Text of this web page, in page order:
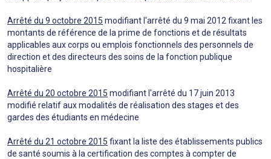
Arrêté du 9 octobre 2015 modifiant l'arrêté du 9 mai 2012 fixant les
montants de référence de la prime de fonctions et de résultats
applicables aux corps ou emplois fonctionnels des personnels de
direction et des directeurs des soins de la fonction publique
hospitalière
Arrêté du 20 octobre 2015 modifiant l'arrêté du 17 juin 2013
modifié relatif aux modalités de réalisation des stages et des
gardes des étudiants en médecine
Arrêté du 21 octobre 2015 fixant la liste des établissements publics
de santé soumis à la certification des comptes à compter de